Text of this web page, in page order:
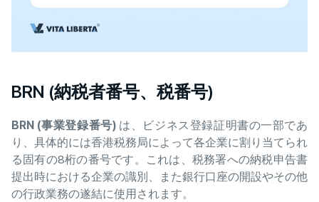
BRN (納税者番号、税番号)
BRN (事業登録番号) は、ビジネス登録証明書の一部であ
り、具体的には香港税務局によって各企業に割り当てられ
る固有の8桁の番号です。これは、税務署への納税申告書
提出時における企業の識別、また銀行口座の開設やその他
の行政業務の遂結に使用されます。